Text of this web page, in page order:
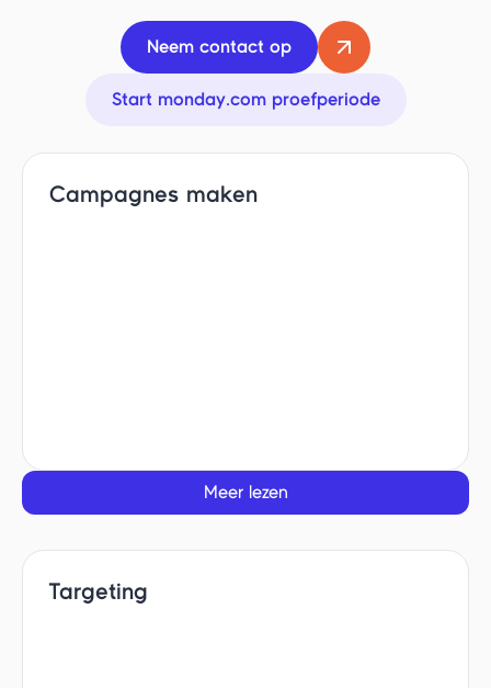
Neem contact op
Start monday.com proefperiode
Campagnes maken
Meer lezen
Targeting